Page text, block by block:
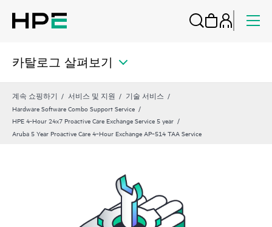
카탈로그 살펴보기
계속 쇼핑하기 서비스 및 지원
기술 서비스
Hardware Software Combo Support Service
HPE 4-Hour 24x7 Proactive Care Exchange Service 5 year
Aruba 5 Year Proactive Care 4‑Hour Exchange AP‑514 TAA Service